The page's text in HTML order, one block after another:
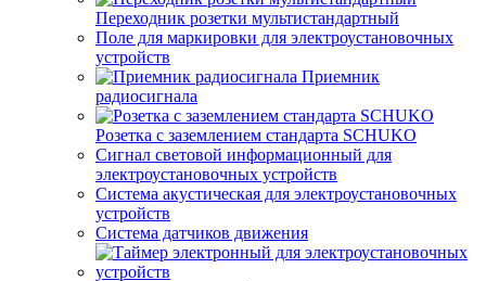
Переходник розетки мультистандартный
Поле для маркировки для электроустановочных
устройств
Приемник
радиосигнала
Розетка с заземлением стандарта SCHUKO
Сигнал световой информационный для
электроустановочных устройств
Система акустическая для электроустановочных
устройств
Система датчиков движения